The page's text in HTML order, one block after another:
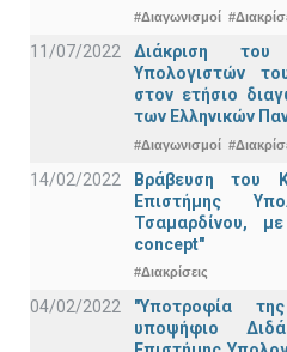
#Διαγωνισμοί
11/07/2022
Διάκριση του
Υπολογιστών
στον ετήσιο
των Ελληνικών
#Διαγωνισμοί
14/02/2022
Βράβευση του
Επιστήμης
Τσαμαρδίνου,
concept"
#Διακρίσεις
04/02/2022
"Υποτροφία
υποψήφιο